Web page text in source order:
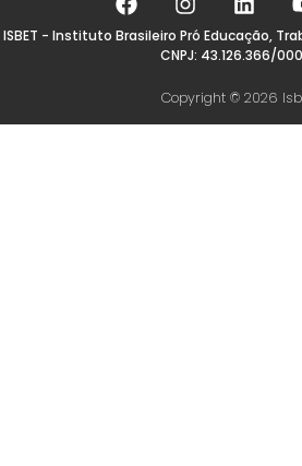
ISBET - Instituto Brasileiro Pró Educação,
CNPJ: 43.126.366/
Copyright © 2026